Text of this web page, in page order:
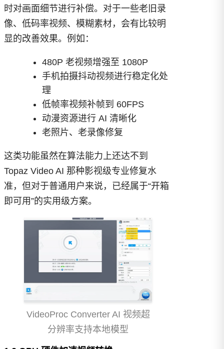
时对画面细节进行补偿。对于一些老旧录
像、低码率视频、模糊素材，会有比较明
显的改善效果。例如：
480P 老视频增强至 1080P
手机拍摄抖动视频进行稳定化处
理
低帧率视频补帧到 60FPS
动漫资源进行 AI 清晰化
老照片、老录像修复
这类功能虽然在算法能力上还达不到
Topaz Video AI 那种影视级专业修复水
准，但对于普通用户来说，已经属于“开箱
即可用”的实用级方案。
VideoProc Converter AI 视频超
分辨率支持本地模型